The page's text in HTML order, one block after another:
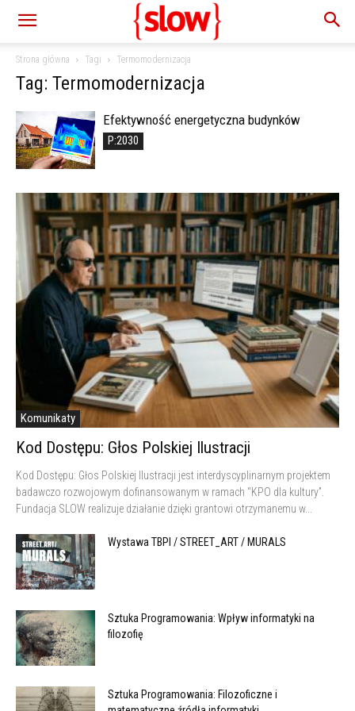
Strona główna Tagi Termomodernizacja
Tag: Termomodernizacja
Efektywność energetyczna budynków
P:2030
Komunikaty
Kod Dostępu: Głos Polskiej Ilustracji
Kod Dostępu: Głos Polskiej Ilustracji jest interdyscyplinarnym projektem
badawczo rozwojowym dofinansowanym w ramach “KPO dla kultury”.
Fundacja SLOW realizuje działanie dzięki grantowi otrzymanemu w...
Wystawa TBPI / STREET_ART / MURALS
Sztuka Programowania: Wpływ informatyki na
filozofię
Sztuka Programowania: Filozoficzne i